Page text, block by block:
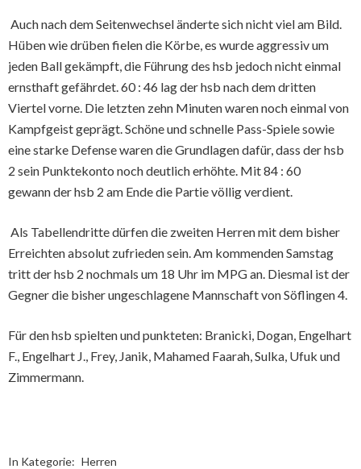
Auch nach dem Seitenwechsel änderte sich nicht viel am Bild.
Hüben wie drüben fielen die Körbe, es wurde aggressiv um
jeden Ball gekämpft, die Führung des hsb jedoch nicht einmal
ernsthaft gefährdet. 60 : 46 lag der hsb nach dem dritten
Viertel vorne. Die letzten zehn Minuten waren noch einmal von
Kampfgeist geprägt. Schöne und schnelle Pass-Spiele sowie
eine starke Defense waren die Grundlagen dafür, dass der hsb
2 sein Punktekonto noch deutlich erhöhte. Mit 84 : 60
gewann der hsb 2 am Ende die Partie völlig verdient.
Als Tabellendritte dürfen die zweiten Herren mit dem bisher
Erreichten absolut zufrieden sein. Am kommenden Samstag
tritt der hsb 2 nochmals um 18 Uhr im MPG an. Diesmal ist der
Gegner die bisher ungeschlagene Mannschaft von Söflingen 4.
Für den hsb spielten und punkteten: Branicki, Dogan, Engelhart
F., Engelhart J., Frey, Janik, Mahamed Faarah, Sulka, Ufuk und
Zimmermann.
In Kategorie: Herren